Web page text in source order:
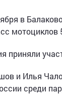
в
мотоциклов
приняли
и Илья
среди